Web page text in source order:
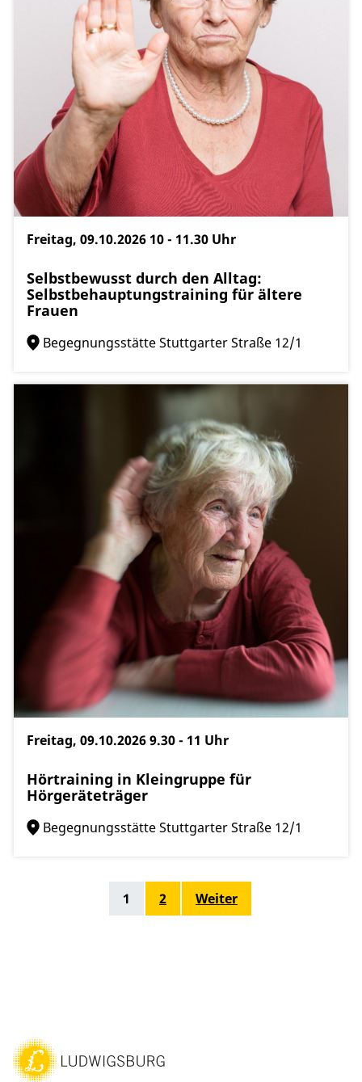
Freitag, 09.10.2026 10 - 11.30 Uhr
Selbstbewusst durch den Alltag:
Selbstbehauptungstraining für ältere
Frauen
Begegnungsstätte Stuttgarter Straße 12/1
Freitag, 09.10.20269.30 - 11 Uhr
Hörtraining in Kleingruppe für
Hörgeräteträger
Begegnungsstätte Stuttgarter Straße 12/1
1 2 Weiter